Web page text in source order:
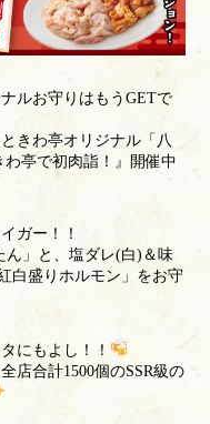
ルお守りはもうGETで
きわ亭オリジナル「八
亭で初肉詣！』開催中
ガー！！
ん」と、塩ダレ(白)＆味
白盛りホルモン」をお守
にもよし！！
店合計1500個のSSR級の